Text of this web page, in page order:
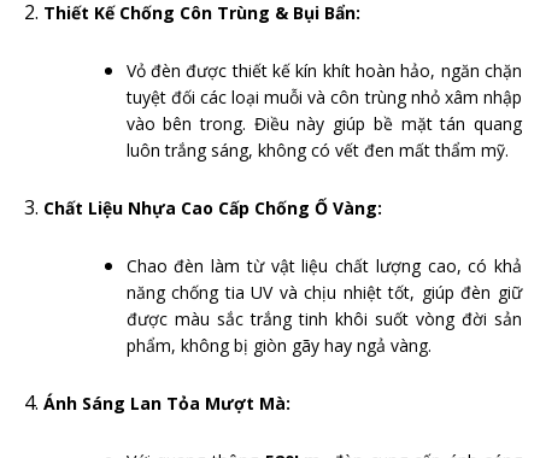
Thiết Kế Chống Côn Trùng & Bụi Bẩn:
Vỏ đèn được thiết kế kín khít hoàn hảo, ngăn chặn
tuyệt đối các loại muỗi và côn trùng nhỏ xâm nhập
vào bên trong. Điều này giúp bề mặt tán quang
luôn trắng sáng, không có vết đen mất thẩm mỹ.
Chất Liệu Nhựa Cao Cấp Chống Ố Vàng:
Chao đèn làm từ vật liệu chất lượng cao, có khả
năng chống tia UV và chịu nhiệt tốt, giúp đèn giữ
được màu sắc trắng tinh khôi suốt vòng đời sản
phẩm, không bị giòn gãy hay ngả vàng.
Ánh Sáng Lan Tỏa Mượt Mà: